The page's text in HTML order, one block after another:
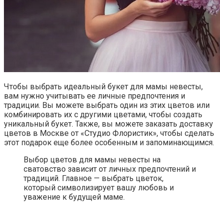
Чтобы выбрать идеальный букет для мамы невесты,
вам нужно учитывать ее личные предпочтения и
традиции. Вы можете выбрать один из этих цветов или
комбинировать их с другими цветами, чтобы создать
уникальный букет. Также, вы можете заказать доставку
цветов в Москве от «Студио Флористик», чтобы сделать
этот подарок еще более особенным и запоминающимся.
Выбор цветов для мамы невесты на
сватовство зависит от личных предпочтений и
традиций. Главное — выбрать цветок,
который символизирует вашу любовь и
уважение к будущей маме.